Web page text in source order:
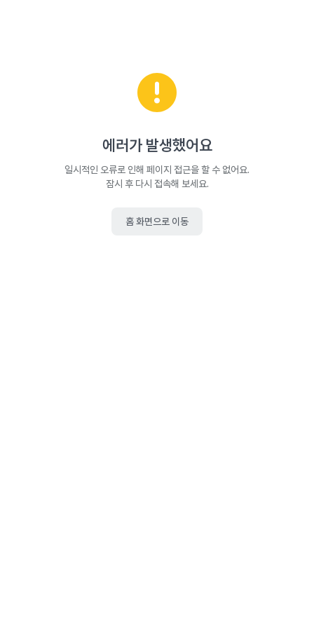
에러가 발생했어요
일시적인 오류로 인해 페이지 접근을 할 수 없어요.
잠시 후 다시 접속해 보세요.
홈 화면으로 이동